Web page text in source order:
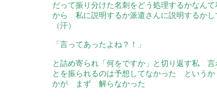
だって振り分けた名刺をどう処理するかな
から 私に説明するか派遣さんに説明するか
（汗）
「言ってあったよね？！」
と詰め寄られ「何をですか」と切り返す私
とを振られるのは予想してなかった という
かが まず 解らなかった